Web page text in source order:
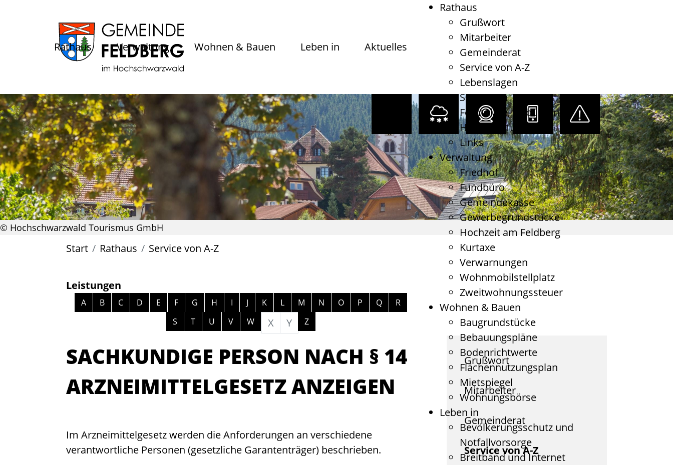
Rathaus Verwaltung Wohnen & Bauen Leben in Aktuelles
Rathaus
Grußwort
Mitarbeiter
Gemeinderat
Service von A-Z
Lebenslagen
Satzungen
Formulare, Gebühren
Haushaltsführung
Links
Verwaltung
Friedhof
Fundbüro
Gemeindekasse
Gewerbegrundstücke
Hochzeit am Feldberg
Kurtaxe
Verwarnungen
Wohnmobilstellplatz
Zweitwohnungssteuer
Wohnen & Bauen
Baugrundstücke
Bebauungspläne
Bodenrichtwerte
Flächennutzungsplan
Mietspiegel
Wohnungsbörse
Leben in
Bevölkerungsschutz und
Notfallvorsorge
Breitband und Internet
© Hochschwarzwald Tourismus GmbH
Start Rathaus Service von A-Z
Leistungen
Alphabetisches Register überspringen
A B C D E F G H I J K L M N O P Q
R
S
T U V W X Y Z
SACHKUNDIGE PERSON NACH § 14
ARZNEIMITTELGESETZ ANZEIGEN
Im Arzneimittelgesetz werden die Anforderungen an verschiedene
verantwortliche Personen (gesetzliche Garantenträger) beschrieben.
Grußwort
Mitarbeiter
Gemeinderat
Service von A-Z